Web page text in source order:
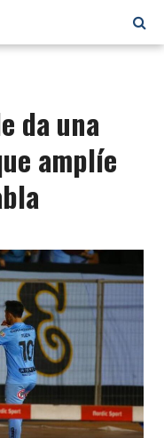
da una
amplíe